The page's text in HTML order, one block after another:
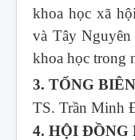
khoa học xã
và Tây Nguyên
khoa học trong
3. TỔNG
TS. Trần Minh
4. HỘI ĐỒNG